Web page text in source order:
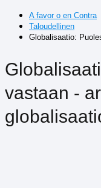
A favor o en Contra
Taloudellinen
Globalisaatio:
vastaan -